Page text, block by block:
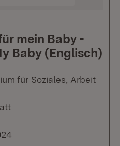
mein Baby -
Baby (Englisch)
für Soziales, Arbeit